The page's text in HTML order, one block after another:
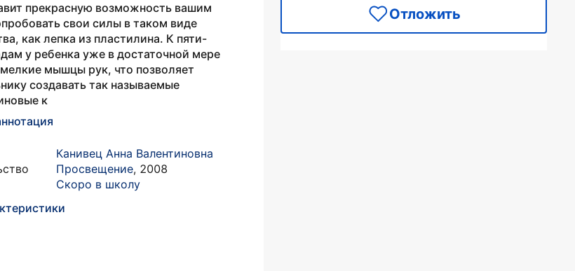
прекрасную возможность вашим
свои силы в таком виде
как лепка из пластилина. К пяти-
у ребенка уже в достаточной мере
мышцы рук, что позволяет
создавать так называемые
к
Канивец Анна Валентиновна
Просвещение, 2008
Скоро в школу
Отложить